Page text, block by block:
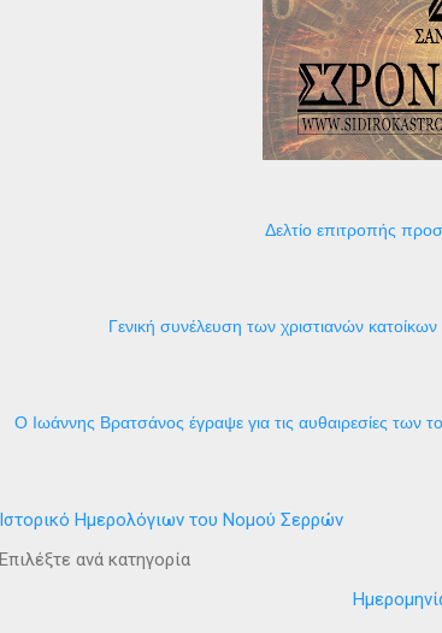
Δελτίο επιτροπής
Γενική συνέλευση των χριστιανών
Ο Ιωάννης Βρατσάνος έγραψε για τις αυθαιρεσίες
Ιστορικό Ημερολόγιων του Νομού Σερρών
Επιλέξτε ανά κατηγορία